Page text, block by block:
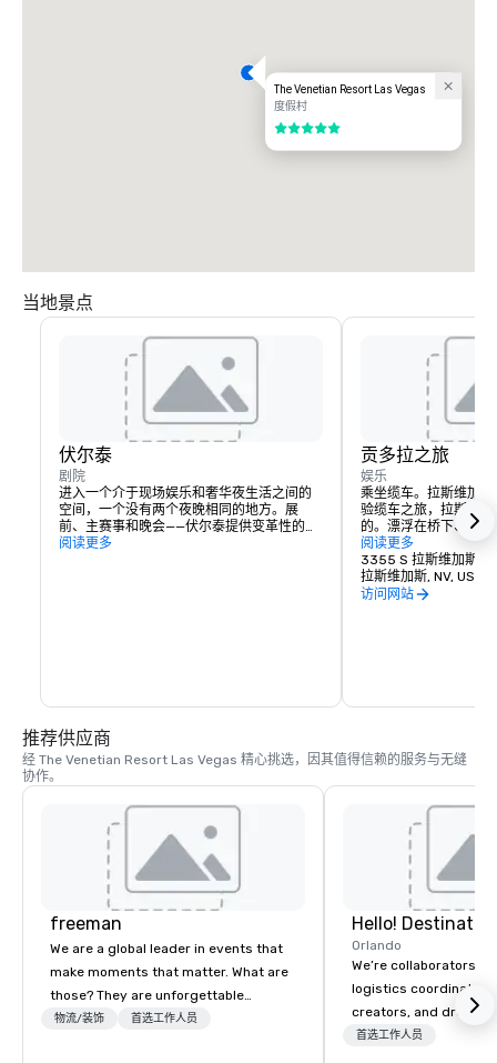
The Venetian Resort Las Vegas
度假村
5/5
当地景点
伏尔泰
剧院
进入一个介于现场娱乐和奢华夜生活之间的
空间，一个没有两个夜晚相同的地方。展
前、主赛事和晚会——伏尔泰提供变革性的体
验，涵盖夜晚的每一刻。
阅读更多
贡多拉之旅
娱乐
乘坐缆车。拉斯维加
验缆车之旅，拉斯维
的。漂浮在桥下、咖
沿着大运河滑行。有
多拉之旅。每间客房
色，同样迷人而且充
阅读更多
3355 S 拉斯维加斯大
拉斯维加斯, NV, US
访问网站
推荐供应商
经 The Venetian Resort Las Vegas 精心挑选，因其值得信赖的服务与无缝
协作。
freeman
We are a global leader in events that
make moments that matter. What are
those? They are unforgettable
experiences that create meaningful
物流/装饰 首选工作人员
Orlando
We’re collaborators,
logistics
creators, and
we love with a
首选工作人员